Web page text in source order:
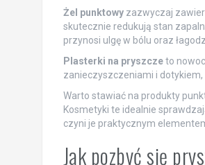
Żel punktowyzazwyczaj
skutecznie redukują stan
przynosi ulgę w bólu oraz
Plasterki na pryszczeto
zanieczyszczeniami i dotykiem,
Warto stawiać na produkty
Kosmetyki te idealnie
czyni je praktycznym
Jak pozbyć się